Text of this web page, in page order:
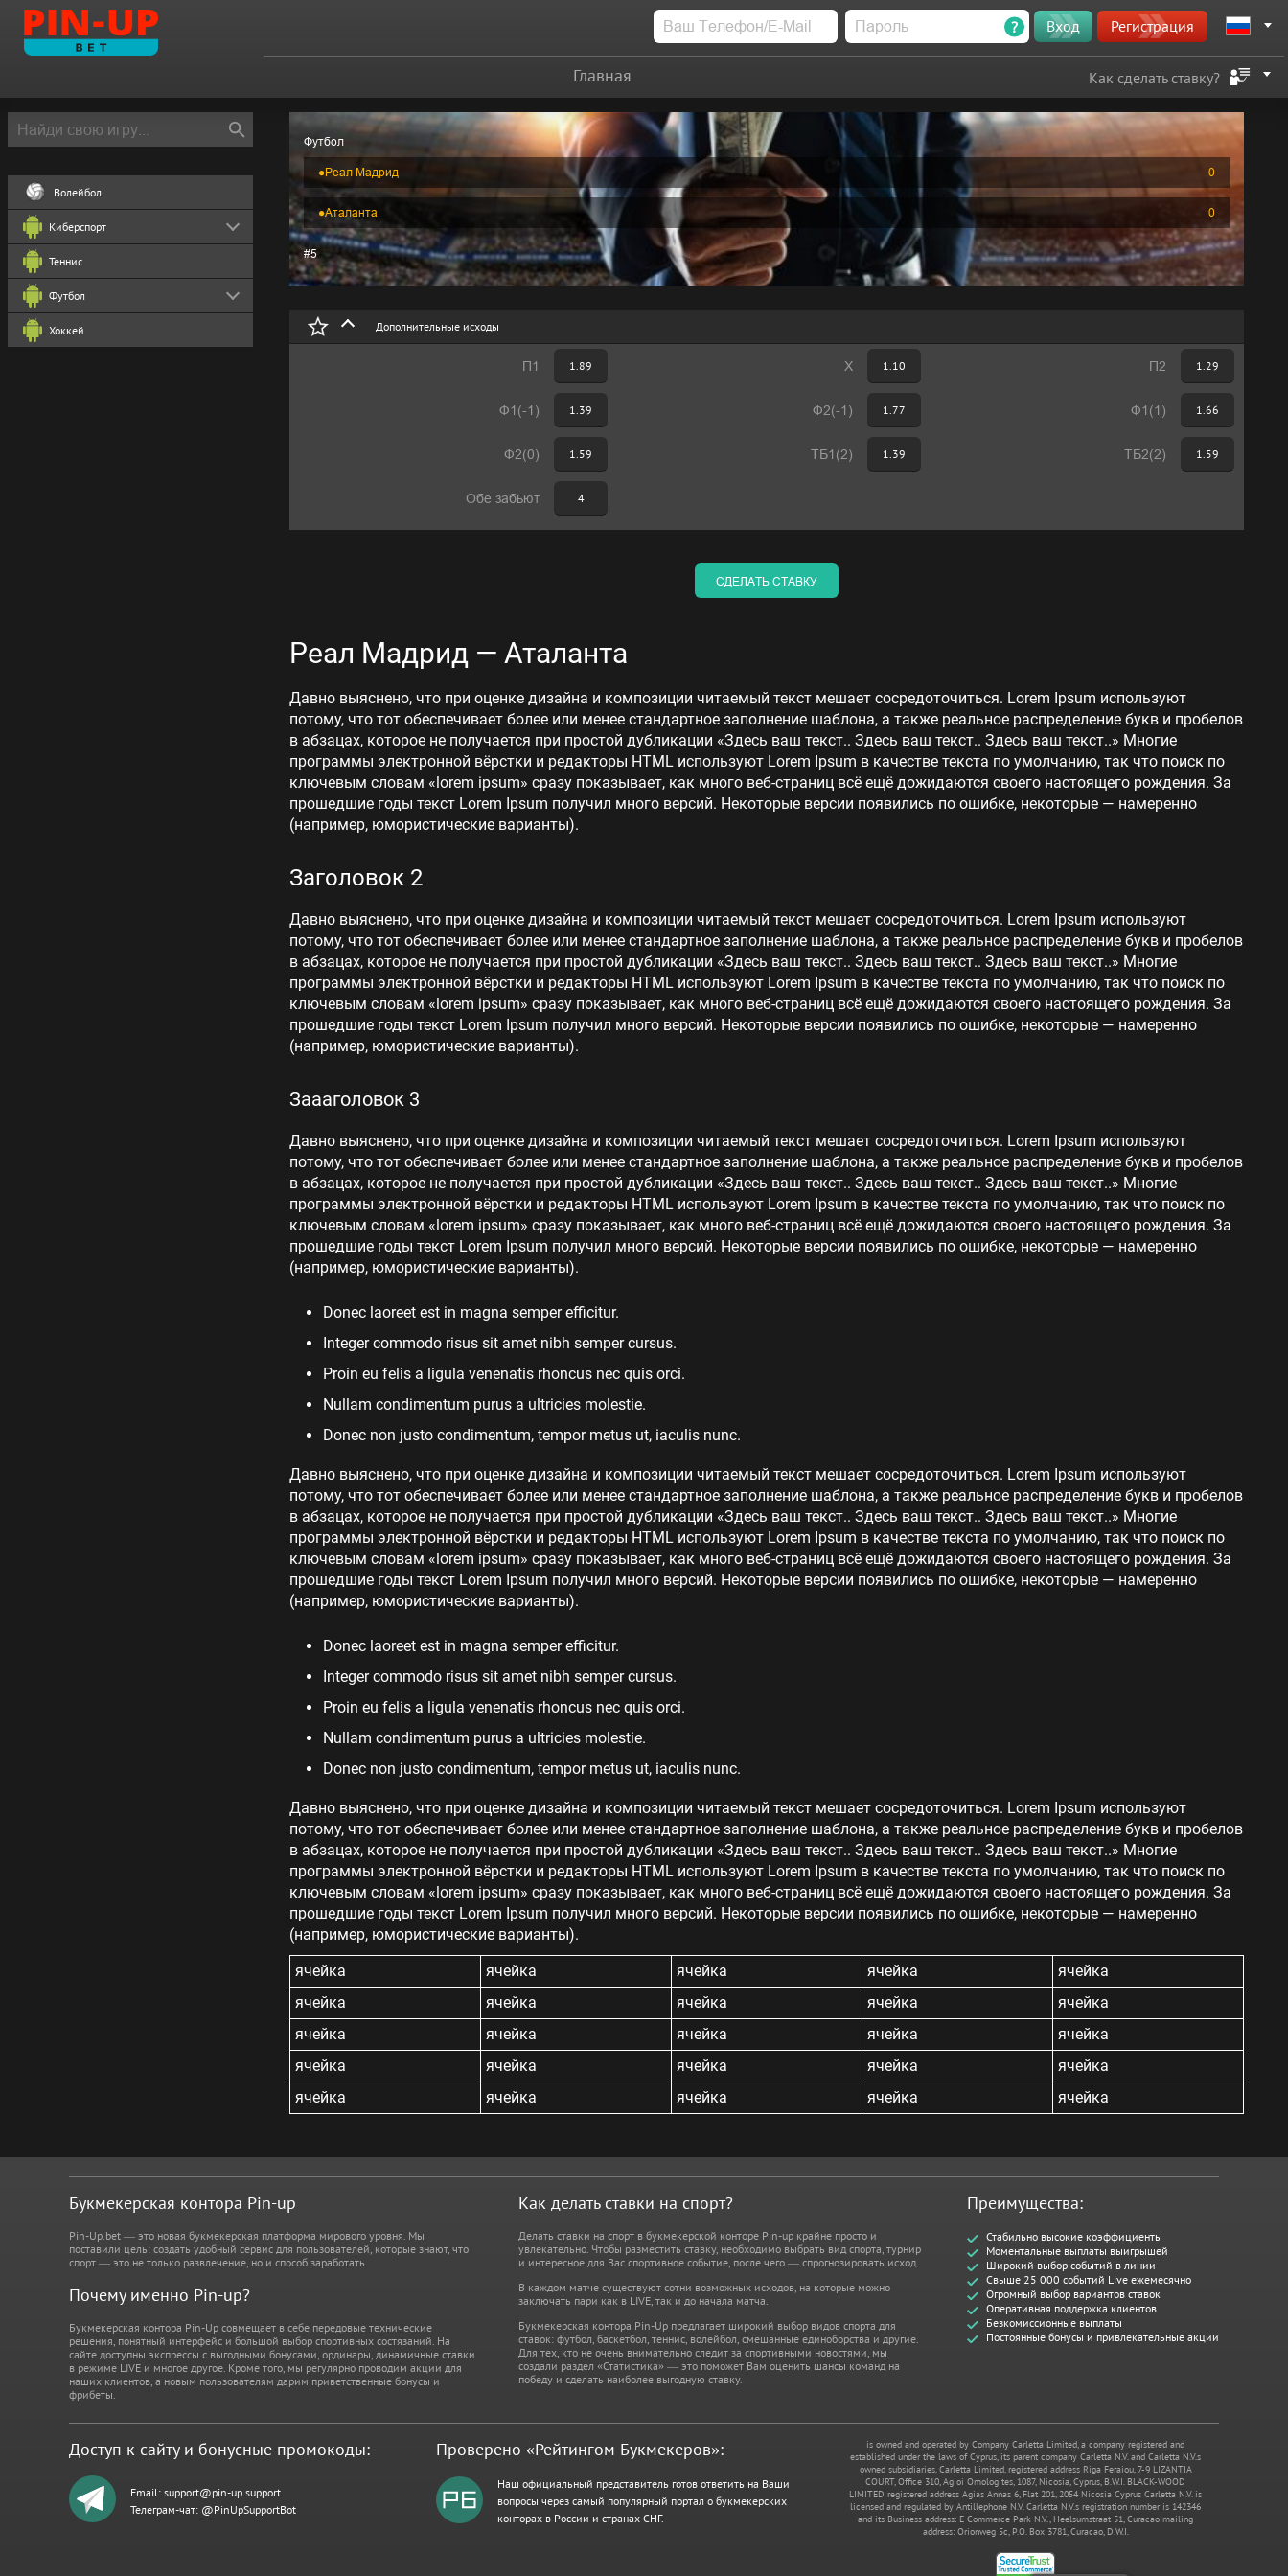
? Вход Регистрация
Главная Как сделать ставку?
Волейбол
Киберспорт
Теннис
Футбол
Хоккей
Футбол
●Реал Мадрид 0
●Аталанта 0
#5
Дополнительные исходы
П1 1.89 Х 1.10 П2 1.29
Ф1(-1) 1.39 Ф2(-1) 1.77 Ф1(1) 1.66
Ф2(0) 1.59 ТБ1(2) 1.39 ТБ2(2) 1.59
Обе забьют 4
СДЕЛАТЬ СТАВКУ
Реал Мадрид — Аталанта
Давно выяснено, что при оценке дизайна и композиции читаемый текст мешает сосредоточиться. Lorem Ipsum используют
потому, что тот обеспечивает более или менее стандартное заполнение шаблона, а также реальное распределение букв и пробелов
в абзацах, которое не получается при простой дубликации «Здесь ваш текст.. Здесь ваш текст.. Здесь ваш текст..» Многие
программы электронной вёрстки и редакторы HTML используют Lorem Ipsum в качестве текста по умолчанию, так что поиск по
ключевым словам «lorem ipsum» сразу показывает, как много веб-страниц всё ещё дожидаются своего настоящего рождения. За
прошедшие годы текст Lorem Ipsum получил много версий. Некоторые версии появились по ошибке, некоторые — намеренно
(например, юмористические варианты).
Заголовок 2
Давно выяснено, что при оценке дизайна и композиции читаемый текст мешает сосредоточиться. Lorem Ipsum используют
потому, что тот обеспечивает более или менее стандартное заполнение шаблона, а также реальное распределение букв и пробелов
в абзацах, которое не получается при простой дубликации «Здесь ваш текст.. Здесь ваш текст.. Здесь ваш текст..» Многие
программы электронной вёрстки и редакторы HTML используют Lorem Ipsum в качестве текста по умолчанию, так что поиск по
ключевым словам «lorem ipsum» сразу показывает, как много веб-страниц всё ещё дожидаются своего настоящего рождения. За
прошедшие годы текст Lorem Ipsum получил много версий. Некоторые версии появились по ошибке, некоторые — намеренно
(например, юмористические варианты).
Заааголовок 3
Давно выяснено, что при оценке дизайна и композиции читаемый текст мешает сосредоточиться. Lorem Ipsum используют
потому, что тот обеспечивает более или менее стандартное заполнение шаблона, а также реальное распределение букв и пробелов
в абзацах, которое не получается при простой дубликации «Здесь ваш текст.. Здесь ваш текст.. Здесь ваш текст..» Многие
программы электронной вёрстки и редакторы HTML используют Lorem Ipsum в качестве текста по умолчанию, так что поиск по
ключевым словам «lorem ipsum» сразу показывает, как много веб-страниц всё ещё дожидаются своего настоящего рождения. За
прошедшие годы текст Lorem Ipsum получил много версий. Некоторые версии появились по ошибке, некоторые — намеренно
(например, юмористические варианты).
Donec laoreet est in magna semper efficitur.
Integer commodo risus sit amet nibh semper cursus.
Proin eu felis a ligula venenatis rhoncus nec quis orci.
Nullam condimentum purus a ultricies molestie.
Donec non justo condimentum, tempor metus ut, iaculis nunc.
Давно выяснено, что при оценке дизайна и композиции читаемый текст мешает сосредоточиться. Lorem Ipsum используют
потому, что тот обеспечивает более или менее стандартное заполнение шаблона, а также реальное распределение букв и пробелов
в абзацах, которое не получается при простой дубликации «Здесь ваш текст.. Здесь ваш текст.. Здесь ваш текст..» Многие
программы электронной вёрстки и редакторы HTML используют Lorem Ipsum в качестве текста по умолчанию, так что поиск по
ключевым словам «lorem ipsum» сразу показывает, как много веб-страниц всё ещё дожидаются своего настоящего рождения. За
прошедшие годы текст Lorem Ipsum получил много версий. Некоторые версии появились по ошибке, некоторые — намеренно
(например, юмористические варианты).
Donec laoreet est in magna semper efficitur.
Integer commodo risus sit amet nibh semper cursus.
Proin eu felis a ligula venenatis rhoncus nec quis orci.
Nullam condimentum purus a ultricies molestie.
Donec non justo condimentum, tempor metus ut, iaculis nunc.
Давно выяснено, что при оценке дизайна и композиции читаемый текст мешает сосредоточиться. Lorem Ipsum используют
потому, что тот обеспечивает более или менее стандартное заполнение шаблона, а также реальное распределение букв и пробелов
в абзацах, которое не получается при простой дубликации «Здесь ваш текст.. Здесь ваш текст.. Здесь ваш текст..» Многие
программы электронной вёрстки и редакторы HTML используют Lorem Ipsum в качестве текста по умолчанию, так что поиск по
ключевым словам «lorem ipsum» сразу показывает, как много веб-страниц всё ещё дожидаются своего настоящего рождения. За
прошедшие годы текст Lorem Ipsum получил много версий. Некоторые версии появились по ошибке, некоторые — намеренно
(например, юмористические варианты).
ячейка
ячейка ячейка ячейка
ячейка
ячейка
ячейка ячейка ячейка
ячейка
ячейка
ячейка ячейка ячейка
ячейка
ячейка
ячейка ячейка ячейка
ячейка
ячейка
ячейка ячейка ячейка ячейка
Букмекерская контора Pin-up
Pin-Up.bet — это новая букмекерская платформа мирового уровня. Мы
поставили цель: создать удобный сервис для пользователей, которые знают, что
спорт — это не только развлечение, но и способ заработать.
Почему именно Pin-up?
Букмекерская контора Pin-Up совмещает в себе передовые технические
решения, понятный интерфейс и большой выбор спортивных состязаний. На
сайте доступны экспрессы с выгодными бонусами, ординары, динамичные ставки
в режиме LIVE и многое другое. Кроме того, мы регулярно проводим акции для
наших клиентов, а новым пользователям дарим приветственные бонусы и
фрибеты.
Как делать ставки на спорт?
Делать ставки на спорт в букмекерской конторе Pin-up крайне просто и
увлекательно. Чтобы разместить ставку, необходимо выбрать вид спорта, турнир
и интересное для Вас спортивное событие, после чего — спрогнозировать исход.
В каждом матче существуют сотни возможных исходов, на которые можно
заключать пари как в LIVE, так и до начала матча.
Букмекерская контора Pin-Up предлагает широкий выбор видов спорта для
ставок: футбол, баскетбол, теннис, волейбол, смешанные единоборства и другие.
Для тех, кто не очень внимательно следит за спортивными новостями, мы
создали раздел «Статистика» — это поможет Вам оценить шансы команд на
победу и сделать наиболее выгодную ставку.
Преимущества:
Стабильно высокие коэффициенты
Моментальные выплаты выигрышей
Широкий выбор событий в линии
Свыше 25 000 событий Live ежемесячно
Огромный выбор вариантов ставок
Оперативная поддержка клиентов
Безкомиссионные выплаты
Постоянные бонусы и привлекательные акции
Доступ к сайту и бонусные промокоды:
Email: support@pin-up.support
Телеграм-чат: @PinUpSupportBot
Проверено «Рейтингом Букмекеров»:
Наш официальный представитель готов ответить на Ваши
вопросы через самый популярный портал о букмекерских
конторах в России и странах СНГ.
is owned and operated by Company Carletta Limited, a company registered and
established under the laws of Cyprus, its parent company Carletta N.V. and Carletta N.V.s
owned subsidiaries, Carletta Limited, registered address Riga Feraiou, 7-9 LIZANTIA
COURT, Office 310, Agioi Omologites, 1087, Nicosia, Cyprus, B.W.I. BLACK-WOOD
LIMITED registered address Agias Annas 6, Flat 201, 2054 Nicosia Cyprus Carletta N.V. is
licensed and regulated by Antillephone N.V. Carletta N.V.s registration number is 142346
and its Business address: E Commerce Park N.V., Heelsumstraat 51, Curacao mailing
address: Orionweg 5c, P.O. Box 3781, Curacao, D.W.I.